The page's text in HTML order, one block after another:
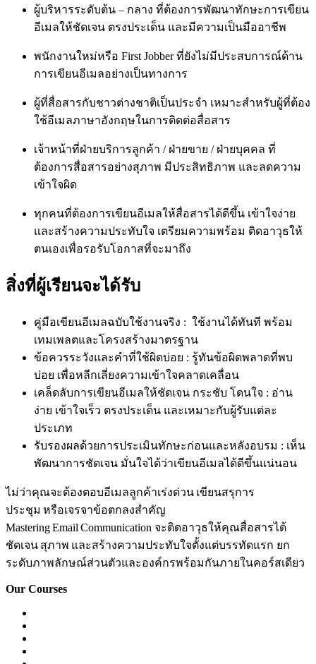
ผู้บริหารระดับต้น – กลาง ที่ต้องการพัฒนาทักษะการเขียน
อีเมลให้ชัดเจน ตรงประเด็น และมีความเป็นมืออาชีพ
พนักงานใหม่หรือ First Jobberที่ยังไม่มีประสบการณ์ด้าน
การเขียนอีเมลอย่างเป็นทางการ
ผู้ที่สื่อสารกับชาวต่างชาติเป็นประจำ เหมาะสำหรับผู้ที่ต้อง
ใช้อีเมลภาษาอังกฤษในการติดต่อสื่อสาร
เจ้าหน้าที่ฝ่ายบริการลูกค้า / ฝ่ายขาย / ฝ่ายบุคคล ที่
ต้องการสื่อสารอย่างสุภาพ มีประสิทธิภาพ และลดความ
เข้าใจผิด
ทุกคนที่ต้องการเขียนอีเมลให้สื่อสารได้ดีขึ้น เข้าใจง่าย
และสร้างความประทับใจ เตรียมความพร้อม ติดอาวุธให้
ตนเองเพื่อรอรับโอกาสที่จะมาถึง
สิ่งที่ผู้เรียนจะได้รับ
คู่มือเขียนอีเมลฉบับใช้งานจริง : ใช้งานได้ทันที พร้อม
เทมเพลตและโครงสร้างมาตรฐาน
ข้อควรระวังและคำที่ใช้ผิดบ่อย : รู้ทันข้อผิดพลาดที่พบ
บ่อย เพื่อหลีกเลี่ยงความเข้าใจคลาดเคลื่อน
เคล็ดลับการเขียนอีเมลให้ชัดเจน กระชับ โดนใจ : อ่าน
ง่าย เข้าใจเร็ว ตรงประเด็น และเหมาะกับผู้รับแต่ละ
ประเภท
รับรองผลด้วยการประเมินทักษะก่อนและหลังอบรม : เห็น
พัฒนาการชัดเจน มั่นใจได้ว่าเขียนอีเมลได้ดีขึ้นแน่นอน
ไม่ว่าคุณจะต้องตอบอีเมลลูกค้าเร่งด่วน เขียนสรุการ
ประชุม หรือเจรจาข้อตกลงสำคัญ
Mastering Email Communication จะติดอาวุธให้คุณสื่อสารได้
ชัดเจน สุภาพ และสร้างความประทับใจตั้งแต่บรรทัดแรก ยก
ระดับภาพลักษณ์ส่วนตัวและองค์กรพร้อมกันภายในคอร์สเดียว
Our Courses